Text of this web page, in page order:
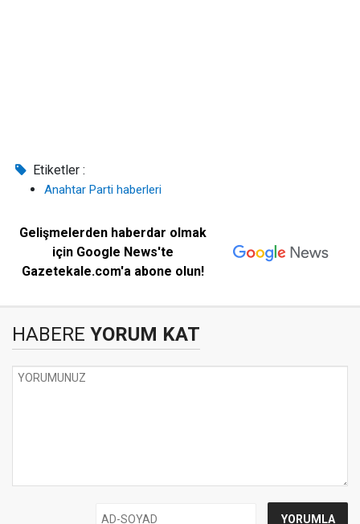
Etiketler :
Anahtar Parti haberleri
Gelişmelerden haberdar olmak
için Google News'te
Gazetekale.com'a abone olun!
HABERE YORUM KAT